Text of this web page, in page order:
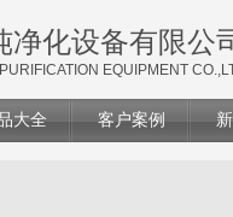
净化设备有限公
EQUIPMENT
大全 客户案例